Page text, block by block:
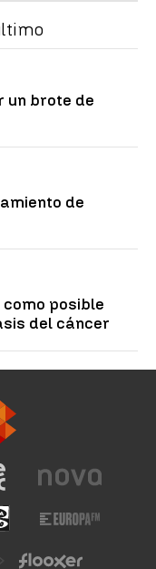
un brote de
de
posible
del cáncer